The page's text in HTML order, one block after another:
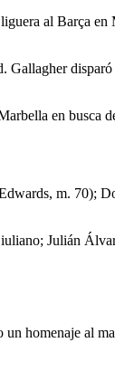
al Barça
Gallagher
en busca
m. 70);
Julián
homenaje al